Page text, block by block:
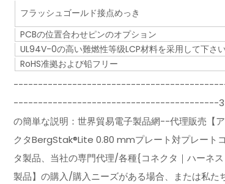
フラッシュゴールド接点めっき
PCBの位置合わせピンのオプション
UL94V-0の高い難燃性等级LCP材料を采用して下さい
RoHS准拠および铅フリー
------------------------------------------3、世界貿
の簡単な説明：世界貿易電子製品網--代理販売【
クタBergStak®Lite 0.80 mmプレート対プレート
タ製品、当社の専門代理/各種{コネクタ｜ハーネ
製品】の購入/購入ニーズがある場合、または私